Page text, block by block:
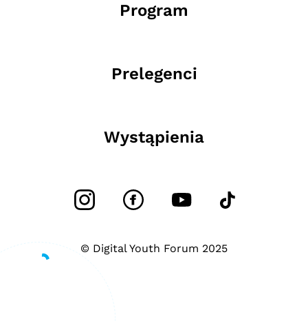
Program
Prelegenci
Wystąpienia
© Digital Youth Forum 2025